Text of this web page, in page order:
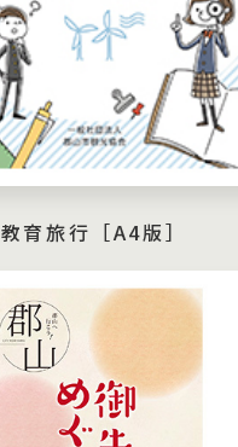
教育旅行［A4版］